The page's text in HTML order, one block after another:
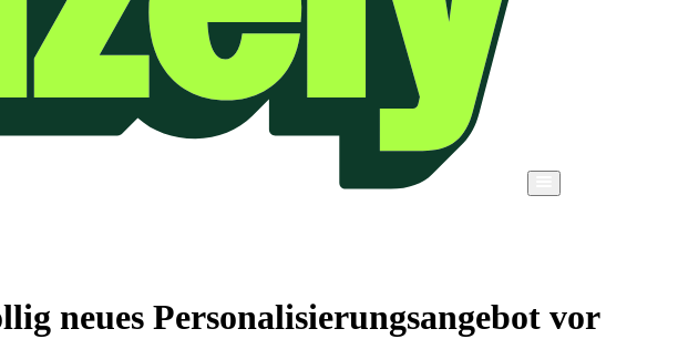
neues Personalisierungsangebot vor